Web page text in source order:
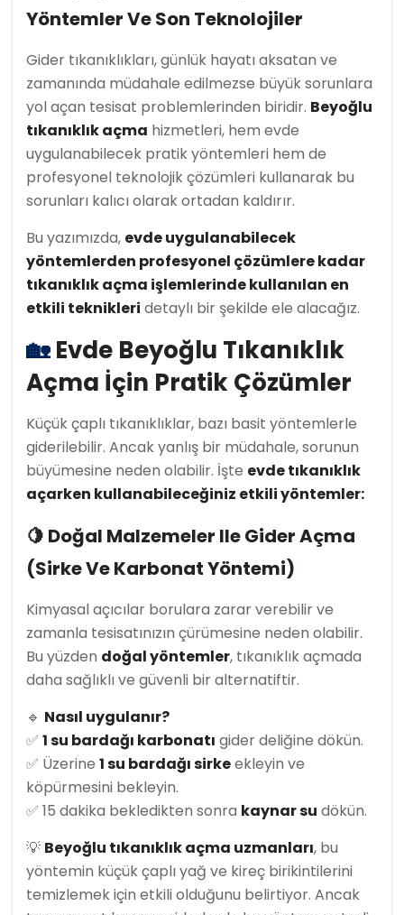
Yöntemler Ve Son Teknolojiler
Gider tıkanıklıkları, günlük hayatı aksatan ve
zamanında müdahale edilmezse büyük sorunlara
yol açan tesisat problemlerinden biridir. Beyoğlu
tıkanıklık açma hizmetleri, hem evde
uygulanabilecek pratik yöntemleri hem de
profesyonel teknolojik çözümleri kullanarak bu
sorunları kalıcı olarak ortadan kaldırır.
Bu yazımızda, evde uygulanabilecek
yöntemlerden profesyonel çözümlere kadar
tıkanıklık açma işlemlerinde kullanılan en
etkili teknikleri detaylı bir şekilde ele alacağız.
🏡Evde Beyoğlu Tıkanıklık
Açma İçin Pratik Çözümler
Küçük çaplı tıkanıklıklar, bazı basit yöntemlerle
giderilebilir. Ancak yanlış bir müdahale, sorunun
büyümesine neden olabilir. İşte evde tıkanıklık
açarken kullanabileceğiniz etkili yöntemler:
🍋 Doğal Malzemeler Ile Gider Açma
(Sirke Ve Karbonat Yöntemi)
Kimyasal açıcılar borulara zarar verebilir ve
zamanla tesisatınızın çürümesine neden olabilir.
Bu yüzden doğal yöntemler, tıkanıklık açmada
daha sağlıklı ve güvenli bir alternatiftir.
🔹 Nasıl uygulanır?
✅ 1 su bardağı karbonatı gider deliğine dökün.
✅ Üzerine 1 su bardağı sirkeekleyin ve
köpürmesini bekleyin.
✅ 15 dakika bekledikten sonra kaynar su dökün.
💡 Beyoğlu tıkanıklık açma uzmanları, bu
yöntemin küçük çaplı yağ ve kireç birikintilerini
temizlemek için etkili olduğunu belirtiyor. Ancak